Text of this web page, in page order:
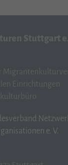
Stuttgart
Einrichtungen
e. V.